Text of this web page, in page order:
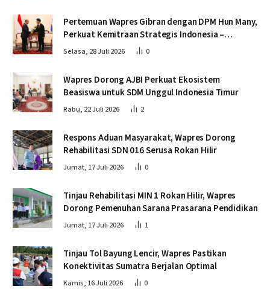
Pertemuan Wapres Gibran dengan DPM Hun Many,
Perkuat Kemitraan Strategis Indonesia –
Kamboja
Selasa, 28 Juli 2026 0
Wapres Dorong AJBI Perkuat Ekosistem
Beasiswa untuk SDM Unggul Indonesia Timur
Rabu, 22 Juli 2026 2
Respons Aduan Masyarakat, Wapres Dorong
Rehabilitasi SDN 016 Serusa Rokan Hilir
Jumat, 17 Juli 2026 0
Tinjau Rehabilitasi MIN 1 Rokan Hilir, Wapres
Dorong Pemenuhan Sarana Prasarana Pendidikan
Jumat, 17 Juli 2026 1
Tinjau Tol Bayung Lencir, Wapres Pastikan
Konektivitas Sumatra Berjalan Optimal
Kamis, 16 Juli 2026 0